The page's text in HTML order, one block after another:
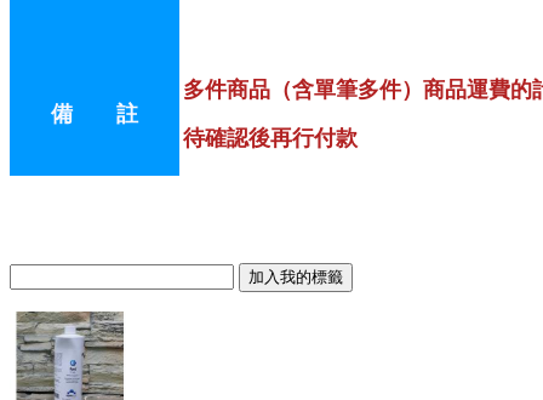
備 註
多件商品（含單筆多件）商品運費的
待確認後再行付款